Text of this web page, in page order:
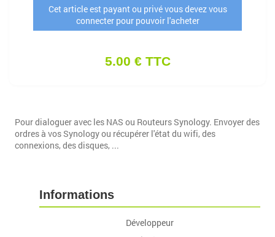
Cet article est payant ou privé vous devez vous
connecter pour pouvoir l'acheter
5.00 € TTC
Pour dialoguer avec les NAS ou Routeurs Synology. Envoyer des
ordres à vos Synology ou récupérer l'état du wifi, des
connexions, des disques, ...
Informations
Développeur